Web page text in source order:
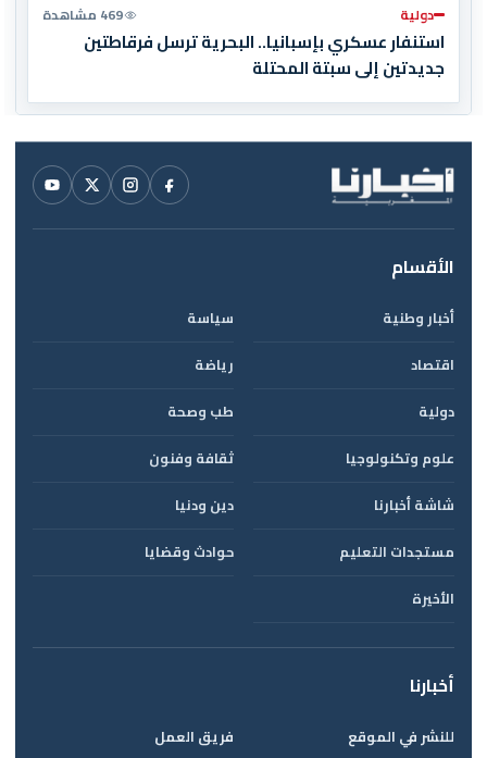
دولية 469 مشاهدة
استنفار عسكري بإسبانيا.. البحرية ترسل فرقاطتين
جديدتين إلى سبتة المحتلة
الأقسام
أخبار وطنية
سياسة
اقتصاد
رياضة
دولية
طب وصحة
علوم وتكنولوجيا
ثقافة وفنون
شاشة أخبارنا
دين ودنيا
مستجدات التعليم
حوادث وقضايا
الأخيرة
أخبارنا
للنشر في الموقع فريق العمل